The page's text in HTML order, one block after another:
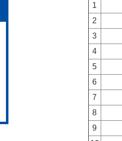
1
2
3
4
5
6
7
8
9